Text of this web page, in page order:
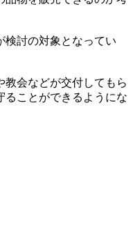
検討の対象となってい
教会などが交付してもら
ることができるようにな